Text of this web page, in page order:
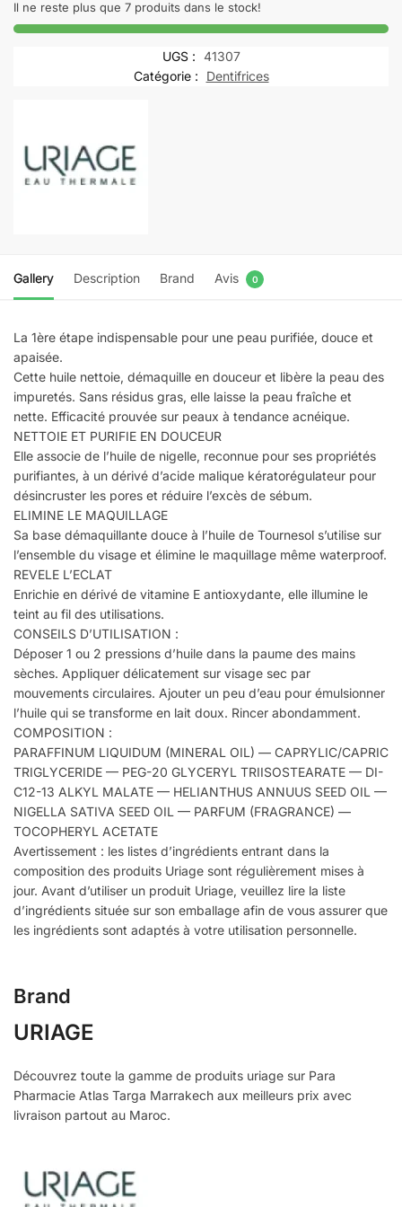
HYSEAC
huile
Il ne reste plus que 7 produits dans le stock!
UGS : 41307
Catégorie :
Dentifrices
Gallery Description Brand Avis 0
La 1ère étape indispensable pour une peau purifiée, douce et
apaisée.
Cette huile nettoie, démaquille en douceur et libère la peau des
impuretés. Sans résidus gras, elle laisse la peau fraîche et
nette. Efficacité prouvée sur peaux à tendance acnéique.
NETTOIE ET PURIFIE EN DOUCEUR
Elle associe de l’huile de nigelle, reconnue pour ses propriétés
purifiantes, à un dérivé d’acide malique kératorégulateur pour
désincruster les pores et réduire l’excès de sébum.
ELIMINE LE MAQUILLAGE
Sa base démaquillante douce à l’huile de Tournesol s’utilise sur
l’ensemble du visage et élimine le maquillage même waterproof.
REVELE L’ECLAT
Enrichie en dérivé de vitamine E antioxydante, elle illumine le
teint au fil des utilisations.
CONSEILS D’UTILISATION :
Déposer 1 ou 2 pressions d’huile dans la paume des mains
sèches. Appliquer délicatement sur visage sec par
mouvements circulaires. Ajouter un peu d’eau pour émulsionner
l’huile qui se transforme en lait doux. Rincer abondamment.
COMPOSITION :
PARAFFINUM LIQUIDUM (MINERAL OIL) — CAPRYLIC/CAPRIC
TRIGLYCERIDE — PEG-20 GLYCERYL TRIISOSTEARATE — DI-
C12-13 ALKYL MALATE — HELIANTHUS ANNUUS SEED OIL —
NIGELLA SATIVA SEED OIL — PARFUM (FRAGRANCE) —
TOCOPHERYL ACETATE
Avertissement : les listes d’ingrédients entrant dans la
composition des produits Uriage sont régulièrement mises à
jour. Avant d’utiliser un produit Uriage, veuillez lire la liste
d’ingrédients située sur son emballage afin de vous assurer que
les ingrédients sont adaptés à votre utilisation personnelle.
Brand
URIAGE
Découvrez toute la gamme de produits uriage sur Para
Pharmacie Atlas Targa Marrakech aux meilleurs prix avec
livraison partout au Maroc.